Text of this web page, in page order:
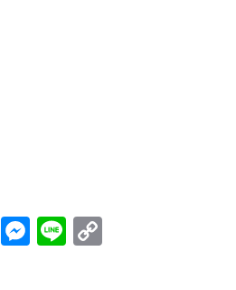
Facebook
Messenger
Line